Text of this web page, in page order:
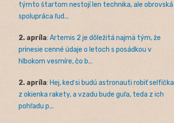
týmto štartom nestojí len technika, ale obrovská
spolupráca ľud...
2. apríla: Artemis 2 je dôležitá najmä tým, že
prinesie cenné údaje o letoch s posádkou v
hlbokom vesmíre, čo b...
2. apríla: Hej, keď si budú astronauti robiť selfíčka
z okienka rakety, a vzadu bude guľa, teda z ich
pohľadu p...